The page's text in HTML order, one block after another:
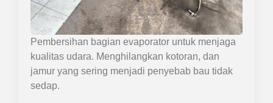
Pembersihan bagian evaporator untuk menjaga
kualitas udara. Menghilangkan kotoran, dan
jamur yang sering menjadi penyebab bau tidak
sedap.